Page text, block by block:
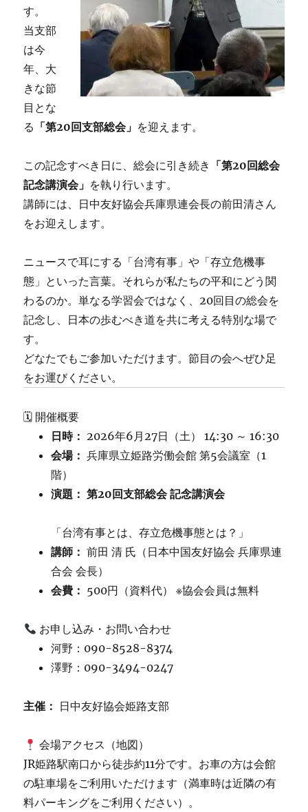
す。
当支部
は今
年、大
きな節
目とな
る 「第20回支部総会」 を迎えます。
この記念すべき日に、総会に引き続き 「第20回総会
記念講演会」 を執り行います。
講師には、日中友好協会兵庫県連会長の前田清さん
をお迎えします。
ニュースで耳にする「台湾有事」や「存立危機事
態」といった言葉。それらが私たちの平和にどう関
わるのか。単なる学習会ではなく、20回目の総会を
記念し、日本の歩むべき道を共に考える特別な場で
す。
どなたでもご参加いただけます。節目の会へぜひ足
をお運びください。
🗓 開催概要
日時： 2026年6月27日（土） 14:30 ～ 16:30
会場： 兵庫県立姫路労働会館 第5会議室（1
階）
演題： 第20回支部総会 記念講演会
「台湾有事とは、存立危機事態とは？」
講師： 前田 清 氏（日本中国友好協会 兵庫県連
合会 会長）
会費： 500円（資料代） ※協会会員は無料
お申し込み・お問い合わせ
河野：090-8528-8374
澤野：090-3494-0247
主催： 日中友好協会姫路支部
会場アクセス（地図）
JR姫路駅南口から徒歩約11分です。お車の方は会館
の駐車場をご利用いただけます（満車時は近隣の有
料パーキングをご利用ください）。